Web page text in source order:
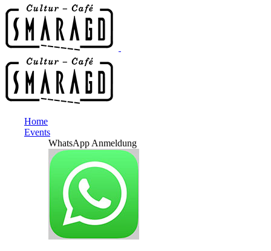
Home
Events
WhatsApp Anmeldung